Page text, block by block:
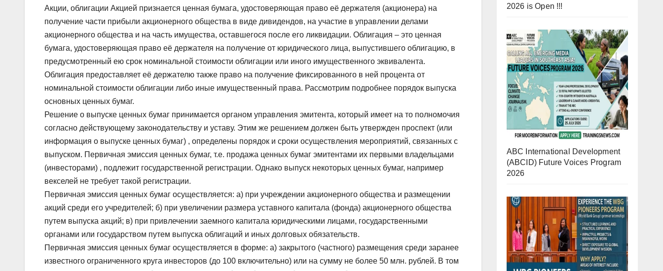
Акции, облигации Акцией признается ценная бумага, удостоверяющая право её держателя (акционера) на
получение части прибыли акционерного общества в виде дивидендов, на участие в управлении делами
акционерного общества и на часть имущества, оставшегося после его ликвидации. Облигация – это ценная
бумага, удостоверяющая право её держателя на получение от юридического лица, выпустившего облигацию, в
предусмотренный ею срок номинальной стоимости облигации или иного имущественного эквивалента.
Облигация предоставляет её держателю также право на получение фиксированного в ней процента от
номинальной стоимости облигации либо иные имущественный права. Рассмотрим подробнее порядок выпуска
основных ценных бумаг.
Решение о выпуске ценных бумаг принимается органом управления эмитента, который имеет на то полномочия
согласно действующему законодательству и уставу. Этим же решением должен быть утвержден проспект (или
информация о выпуске ценных бумаг) , определены порядок и сроки осуществления мероприятий, связанных с
выпуском. Первичная эмиссия ценных бумаг, т.е. продажа ценных бумаг эмитентами их первыми владельцами
(инвесторами) , подлежит государственной регистрации. Однако выпуск некоторых ценных бумаг, например
векселей не требует такой регистрации.
Первичная эмиссия ценных бумаг осуществляется: а) при учреждении акционерного общества и размещении
акций среди его учредителей; б) при увеличении размера уставного капитала (фонда) акционерного общества
путем выпуска акций; в) при привлечении заемного капитала юридическими лицами, государственными
органами или государством путем выпуска облигаций и иных долговых обязательств.
Первичная эмиссия ценных бумаг осуществляется в форме: а) закрытого (частного) размещения среди заранее
известного ограниченного круга инвесторов (до 100 включительно) или на сумму не более 50 млн. рублей. В том
2026 is Open !!!
ABC International Development
(ABCID) Future Voices Program
2026